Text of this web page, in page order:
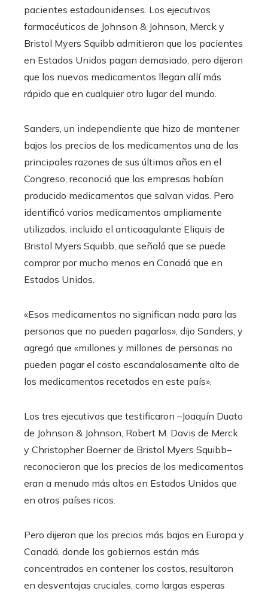
pacientes estadounidenses. Los ejecutivos
farmacéuticos de Johnson & Johnson, Merck y
Bristol Myers Squibb admitieron que los pacientes
en Estados Unidos pagan demasiado, pero dijeron
que los nuevos medicamentos llegan allí más
rápido que en cualquier otro lugar del mundo.
Sanders, un independiente que hizo de mantener
bajos los precios de los medicamentos una de las
principales razones de sus últimos años en el
Congreso, reconoció que las empresas habían
producido medicamentos que salvan vidas. Pero
identificó varios medicamentos ampliamente
utilizados, incluido el anticoagulante Eliquis de
Bristol Myers Squibb, que señaló que se puede
comprar por mucho menos en Canadá que en
Estados Unidos.
«Esos medicamentos no significan nada para las
personas que no pueden pagarlos», dijo Sanders, y
agregó que «millones y millones de personas no
pueden pagar el costo escandalosamente alto de
los medicamentos recetados en este país».
Los tres ejecutivos que testificaron –Joaquín Duato
de Johnson & Johnson, Robert M. Davis de Merck
y Christopher Boerner de Bristol Myers Squibb–
reconocieron que los precios de los medicamentos
eran a menudo más altos en Estados Unidos que
en otros países ricos.
Pero dijeron que los precios más bajos en Europa y
Canadá, donde los gobiernos están más
concentrados en contener los costos, resultaron
en desventajas cruciales, como largas esperas